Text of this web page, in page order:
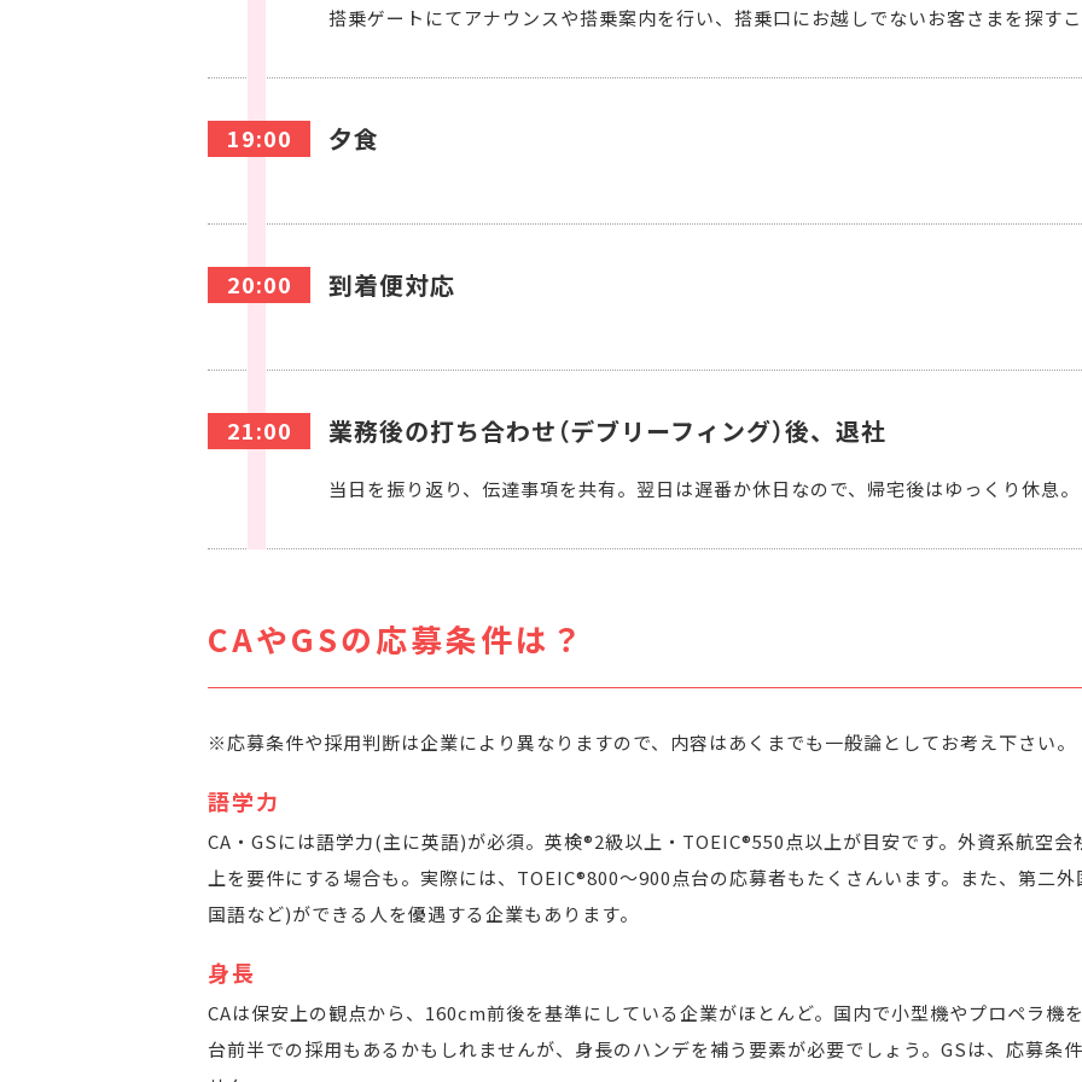
搭乗ゲートにてアナウンスや搭乗案内を行い、搭乗口にお越しでないお客さまを探す
19:00 夕食
20:00 到着便対応
21:00 業務後の打ち合わせ（デブリーフィング）後、退社
当日を振り返り、伝達事項を共有。翌日は遅番か休日なので、帰宅後はゆっくり休息。
CAやGSの応募条件は？
※応募条件や採用判断は企業により異なりますので、内容はあくまでも一般論としてお考え下さい。
語学力
CA・GSには語学力(主に英語)が必須。英検®2級以上・TOEIC®550点以上が目安です。外資系航空
上を要件にする場合も。実際には、TOEIC®800～900点台の応募者もたくさんいます。また、第二
国語など)ができる人を優遇する企業もあります。
身長
CAは保安上の観点から、160cm前後を基準にしている企業がほとんど。国内で小型機やプロペラ機
台前半での採用もあるかもしれませんが、身長のハンデを補う要素が必要でしょう。GSは、応募条